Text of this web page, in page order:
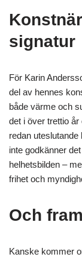
signatur
För Karin
del av hennes
både värme och
det i över trettio
redan uteslutande
inte godkänner
helhetsbilden –
frihet och
Och
Kanske kommer